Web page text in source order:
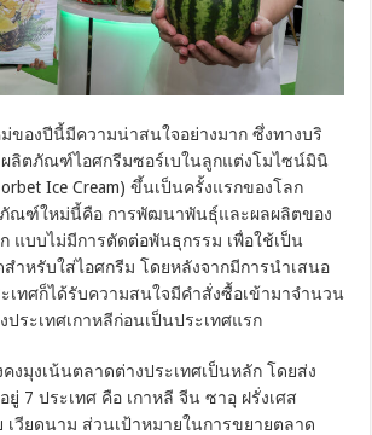
องปีนี้มีความน่าสนใจอย่างมาก ซึ่งทางบริ
ผลิตภัณฑ์ไอศกรีมซอร์เบในลูกแต่งโมไซน์มินิ
Ice Cream) ขึ้นเป็นครั้งแรกของโลก
ภัณฑ์ใหม่นี้คือ การพัฒนาพันธุ์และผลผลิตของ
แบบไม่มีการตัดต่อพันธุกรรม เพื่อใช้เป็น
ำหรับใส่ไอศกรีม โดยหลังจากมีการนำเสนอ
เทศก็ได้รับความสนใจมีคำสั่งซื้อเข้ามาจำนวน
ประเทศเกาหลีก่อนเป็นประเทศแรก
งมุงเน้นตลาดต่างประเทศเป็นหลัก โดยส่ง
7 ประเทศ คือ เกาหลี จีน ซาอุ ฝรั่งเศส
เวียดนาม ส่วนเป้าหมายในการขยายตลาด